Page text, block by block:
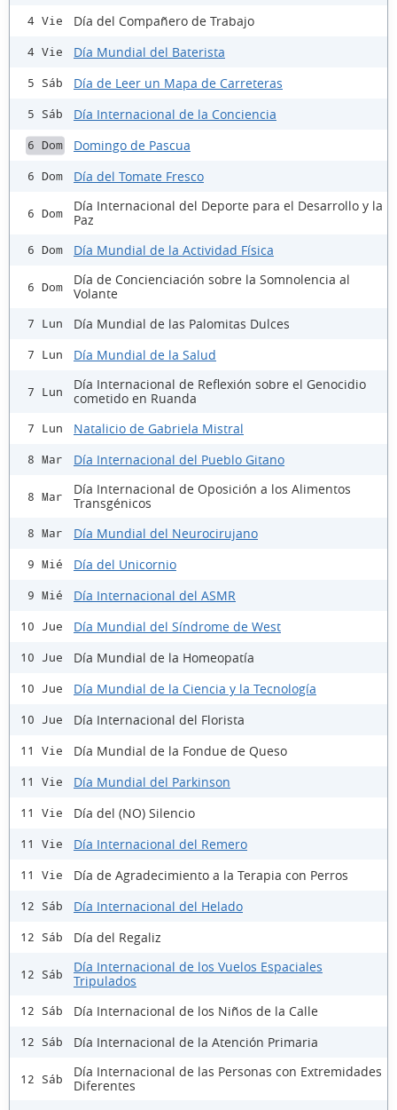
4 Vie Día del Compañero de Trabajo
4 Vie Día Mundial del Baterista
5 Sáb Día de Leer un Mapa de Carreteras
5 Sáb Día Internacional de la Conciencia
6 Dom Domingo de Pascua
6 Dom Día del Tomate Fresco
6 Dom
Día Internacional del Deporte para el Desarrollo y la
Paz
6 Dom Día Mundial de la Actividad Física
6 Dom
Día de Concienciación sobre la Somnolencia al
Volante
7 Lun Día Mundial de las Palomitas Dulces
7 Lun Día Mundial de la Salud
7 Lun
Día Internacional de Reflexión sobre el Genocidio
cometido en Ruanda
7 Lun Natalicio de Gabriela Mistral
8 Mar Día Internacional del Pueblo Gitano
8 Mar
Día Internacional de Oposición a los Alimentos
Transgénicos
8 Mar Día Mundial del Neurocirujano
9 Mié Día del Unicornio
9 Mié Día Internacional del ASMR
10 Jue Día Mundial del Síndrome de West
10 Jue Día Mundial de la Homeopatía
10 Jue Día Mundial de la Ciencia y la Tecnología
10 Jue Día Internacional del Florista
11 Vie Día Mundial de la Fondue de Queso
11 Vie Día Mundial del Parkinson
11 Vie Día del (NO) Silencio
11 Vie Día Internacional del Remero
11 Vie Día de Agradecimiento a la Terapia con Perros
12 Sáb Día Internacional del Helado
12 Sáb Día del Regaliz
12 Sáb
Día Internacional de los Vuelos Espaciales
Tripulados
12 Sáb Día Internacional de los Niños de la Calle
12 Sáb Día Internacional de la Atención Primaria
12 Sáb
Día Internacional de las Personas con Extremidades
Diferentes